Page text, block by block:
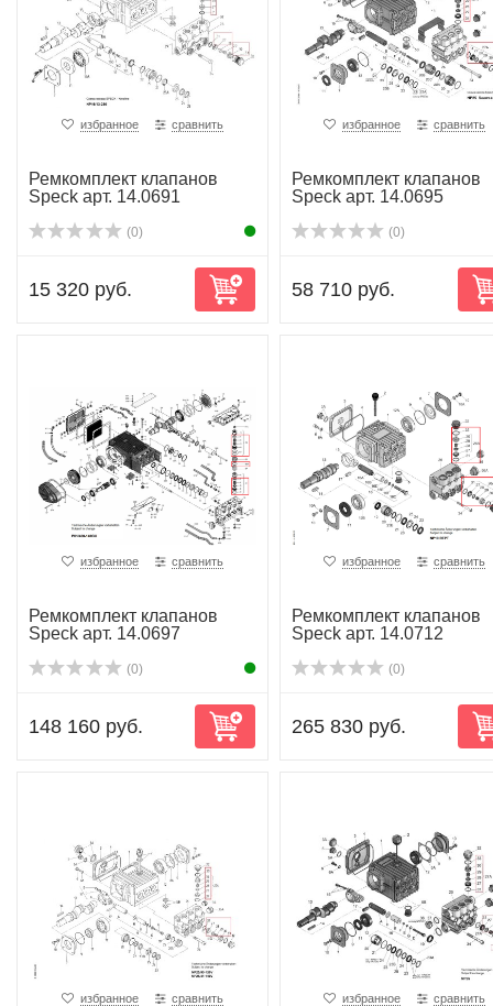
избранное сравнить
Ремкомплект клапанов
Speck арт. 14.0691
(0)
15 320 руб.
избранное сравнить
Ремкомплект клапанов
Speck арт. 14.0695
(0)
58 710 руб.
избранное сравнить
Ремкомплект клапанов
Speck арт. 14.0697
(0)
148 160 руб.
избранное сравнить
Ремкомплект клапанов
Speck арт. 14.0712
(0)
265 830 руб.
избранное сравнить избранное сравнить